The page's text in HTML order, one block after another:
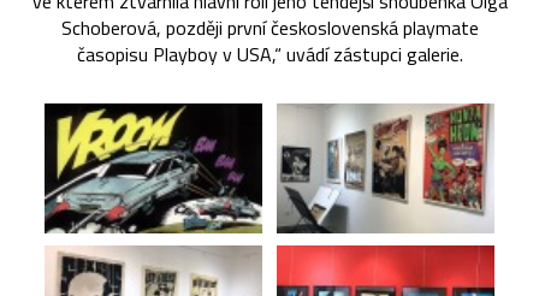
Schoberová, později první československá playmate
časopisu Playboy v USA,“ uvádí zástupci galerie.